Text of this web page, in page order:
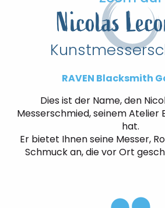
Nicolas
RAVEN Blacksmith
Dies ist der Name, den
Messerschmied, seinem Atelier
hat.
Er bietet Ihnen seine Messer,
Schmuck an, die vor Ort